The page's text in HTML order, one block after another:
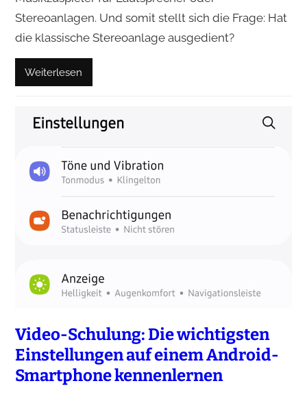
Stereoanlagen. Und somit stellt sich die Frage: Hat
die klassische Stereoanlage ausgedient?
Weiterlesen
Video-Schulung: Die wichtigsten
Einstellungen auf einem Android-
Smartphone kennenlernen